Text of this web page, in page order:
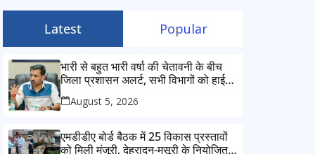
Latest Popular
भारी से बहुत भारी वर्षा की चेतावनी के बीच
जिला प्रशासन अलर्ट, सभी विभागों को हाई
अलर्ट पर रहने के निर्देश
August 5, 2026
एमडीडीए बोर्ड बैठक में 25 विकास प्रस्तावों
को मिली मंजूरी, देहरादून-मसूरी के नियोजित